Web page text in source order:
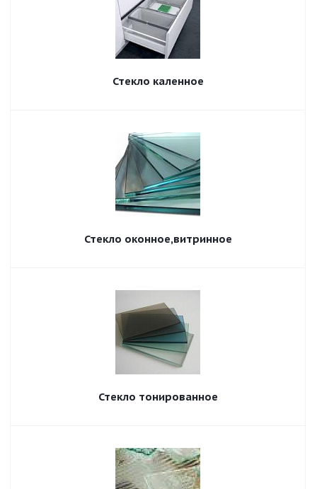
Стекло каленное
Стекло оконное,витринное
Стекло тонированное